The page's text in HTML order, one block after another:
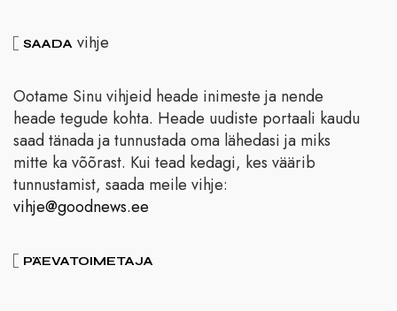
SAADA vihje
Ootame Sinu vihjeid heade inimeste ja nende
heade tegude kohta. Heade uudiste portaali kaudu
saad tänada ja tunnustada oma lähedasi ja miks
mitte ka võõrast. Kui tead kedagi, kes väärib
tunnustamist, saada meile vihje:
vihje@goodnews.ee
PÄEVATOIMETAJA